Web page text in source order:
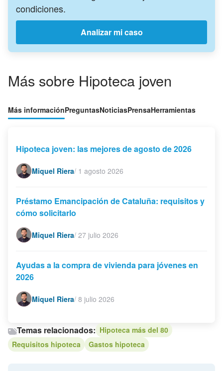
condiciones.
Analizar mi caso
Más sobre Hipoteca joven
Más informaciónPreguntasNoticiasPrensaHerramientas
Hipoteca joven: las mejores de agosto de 2026
Miquel Riera/ 1 agosto 2026
Préstamo Emancipación de Cataluña: requisitos y
cómo solicitarlo
Miquel Riera/ 27 julio 2026
Ayudas a la compra de vivienda para jóvenes en
2026
Miquel Riera/ 8 julio 2026
Temas relacionados: Hipoteca más del 80
Requisitos hipoteca
Gastos hipoteca